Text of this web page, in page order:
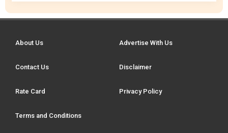
About Us Advertise With Us
Contact Us Disclaimer
Rate Card Privacy Policy
Terms and Conditions